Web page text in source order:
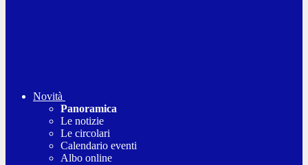
Novità
Panoramica
Le notizie
Le circolari
Calendario eventi
Albo online